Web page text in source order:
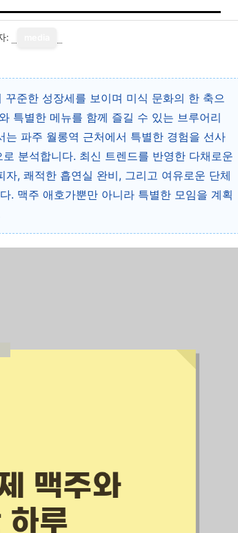
:
준한 성장세를 보이며 미식 문화의 한 축으
특별한 메뉴를 함께 즐길 수 있는 브루어리
파주 월롱역 근처에서 특별한 경험을 선사
분석합니다. 최신 트렌드를 반영한 다채로운
, 쾌적한 흡연실 완비, 그리고 여유로운 단체
. 맥주 애호가뿐만 아니라 특별한 모임을 계획